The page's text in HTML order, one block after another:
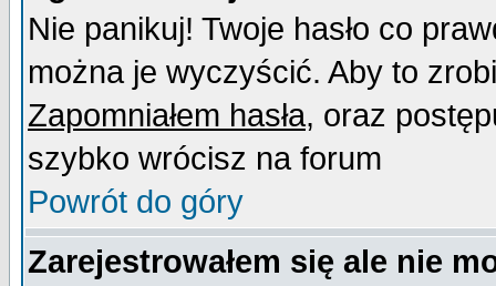
Nie panikuj! Twoje hasło co
można je wyczyścić. Aby to
Zapomniałem hasła, oraz
szybko wrócisz na forum
Powrót do góry
Zarejestrowałem się ale nie